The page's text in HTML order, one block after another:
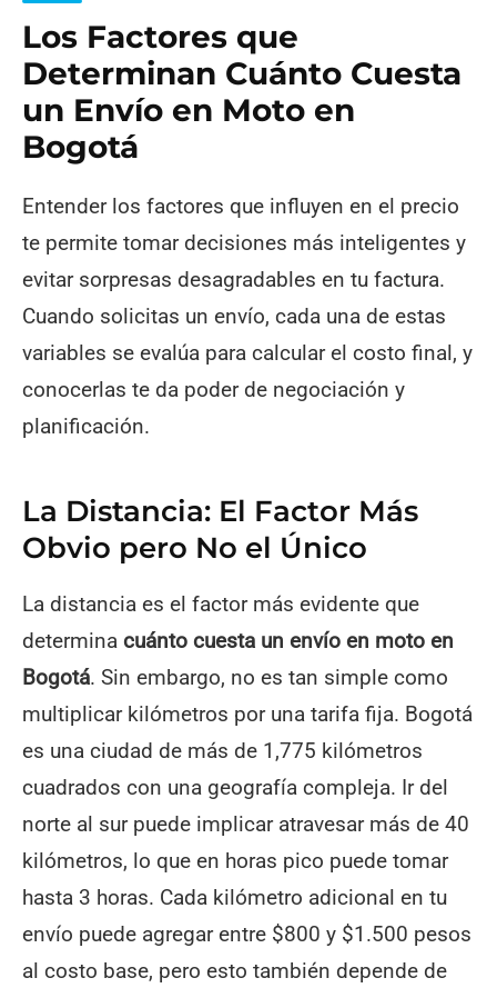
Los Factores que
Determinan Cuánto Cuesta
un Envío en Moto en
Bogotá
Entender los factores que influyen en el precio
te permite tomar decisiones más inteligentes y
evitar sorpresas desagradables en tu factura.
Cuando solicitas un envío, cada una de estas
variables se evalúa para calcular el costo final, y
conocerlas te da poder de negociación y
planificación.
La Distancia: El Factor Más
Obvio pero No el Único
La distancia es el factor más evidente que
determina cuánto cuesta un envío en moto en
Bogotá. Sin embargo, no es tan simple como
multiplicar kilómetros por una tarifa fija. Bogotá
es una ciudad de más de 1,775 kilómetros
cuadrados con una geografía compleja. Ir del
norte al sur puede implicar atravesar más de 40
kilómetros, lo que en horas pico puede tomar
hasta 3 horas. Cada kilómetro adicional en tu
envío puede agregar entre $800 y $1.500 pesos
al costo base, pero esto también depende de